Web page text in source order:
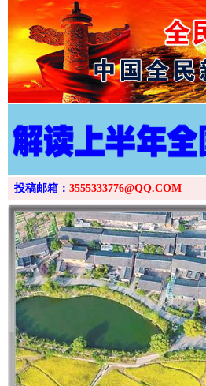
投稿邮箱： 3555333776@QQ.COM